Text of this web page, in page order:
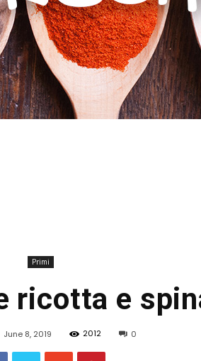
Profumi
Primi
ricotta e
June 8, 2019 2012 0